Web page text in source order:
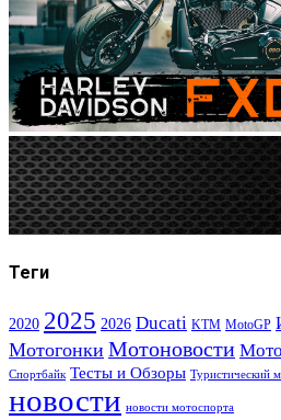
Теги
2020 2025 2026 Ducati KTM MotoGP
Мотогонки Мотоновости
Спортбайк Тесты и Обзоры Туристический
новости новости мотоспорта